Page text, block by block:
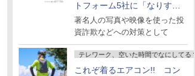
トフォーム5社に「なりすま
し詐欺広告」対策強化を要請
著名人の写真や映像を使った投
資詐欺などへの対策として
テレワーク、空いた時間でなにしてる？
これぞ着るエアコン!! コン